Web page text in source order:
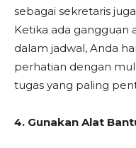
sebagai sekretaris
Ketika ada gangguan
dalam jadwal, Anda
perhatian dengan
tugas yang paling
4. Gunakan Alat